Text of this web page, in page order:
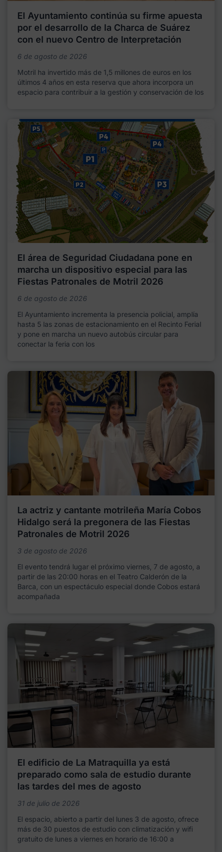
El Ayuntamiento continúa su firme apuesta
por el desarrollo de la Charca de Suárez
con el nuevo Centro de Interpretación
6 de agosto de 2026
Motril ha invertido más de 1,5 millones de euros en los
últimos 4 años en esta reserva que ahora incorpora un
espacio para contribuir a la gestión y conservación de los
El área de Seguridad Ciudadana pone en
marcha un dispositivo especial para las
Fiestas Patronales de Motril 2026
6 de agosto de 2026
El Ayuntamiento incrementa la presencia policial, amplía
hasta 5 las zonas de estacionamiento en el Recinto Ferial
y pone en marcha un nuevo autobús circular para
conectar la feria con los
La actriz y cantante motrileña María Cobos
Hidalgo será la pregonera de las Fiestas
Patronales de Motril 2026
3 de agosto de 2026
El evento tendrá lugar el próximo viernes, 7 de agosto, a
partir de las 20:00 horas en el Teatro Calderón de la
Barca, con un espectáculo especial donde Cobos estará
acompañada
El edificio de La Matraquilla ya está
preparado como sala de estudio durante
las tardes del mes de agosto
31 de julio de 2026
El espacio, abierto a partir del lunes 3 de agosto, ofrece
más de 30 puestos de estudio con climatización y wifi
gratuito de lunes a viernes en horario de 16:00 a